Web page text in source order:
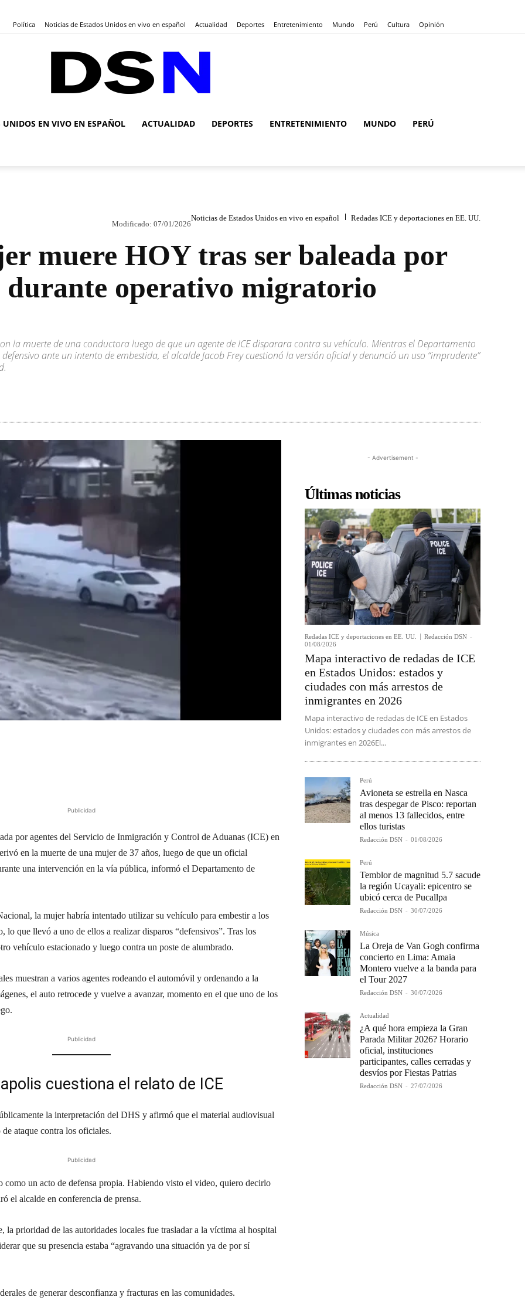
Política Noticias de Estados Unidos en vivo en español Actualidad Deportes Entretenimiento Mundo Perú Cultura Opinión
UNIDOS EN VIVO EN ESPAÑOL ACTUALIDAD DEPORTES ENTRETENIMIENTO MUNDO PERÚ
Noticias de Estados Unidos en vivo en español Redadas ICE y deportaciones en EE. UU.
Modificado: 07/01/2026
muere HOY tras ser baleada por
durante operativo migratorio
la muerte de una conductora luego de que un agente de ICE disparara contra su vehículo. Mientras el Departamento
ante un intento de embestida, el alcalde Jacob Frey cuestionó la versión oficial y denunció un uso “imprudente”
Publicidad
por agentes del Servicio de Inmigración y Control de Aduanas (ICE) en
en la muerte de una mujer de 37 años, luego de que un oficial
una intervención en la vía pública, informó el Departamento de
la mujer habría intentado utilizar su vehículo para embestir a los
lo que llevó a uno de ellos a realizar disparos “defensivos”. Tras los
vehículo estacionado y luego contra un poste de alumbrado.
muestran a varios agentes rodeando el automóvil y ordenando a la
el auto retrocede y vuelve a avanzar, momento en el que uno de los
Publicidad
cuestiona el relato de ICE
la interpretación del DHS y afirmó que el material audiovisual
ataque contra los oficiales.
Publicidad
como un acto de defensa propia. Habiendo visto el video, quiero decirlo
el alcalde en conferencia de prensa.
la prioridad de las autoridades locales fue trasladar a la víctima al hospital
que su presencia estaba “agravando una situación ya de por sí
de generar desconfianza y fracturas en las comunidades.
- Advertisement -
Últimas noticias
Redadas ICE y deportaciones en EE. UU. Redacción DSN -
01/08/2026
Mapa interactivo de redadas de ICE
en Estados Unidos: estados y
ciudades con más arrestos de
inmigrantes en 2026
Mapa interactivo de redadas de ICE en Estados
Unidos: estados y ciudades con más arrestos de
inmigrantes en 2026El...
Perú
Avioneta se estrella en Nasca
tras despegar de Pisco: reportan
al menos 13 fallecidos, entre
ellos turistas
Redacción DSN - 01/08/2026
Perú
Temblor de magnitud 5.7 sacude
la región Ucayali: epicentro se
ubicó cerca de Pucallpa
Redacción DSN - 30/07/2026
Música
La Oreja de Van Gogh confirma
concierto en Lima: Amaia
Montero vuelve a la banda para
el Tour 2027
Redacción DSN - 30/07/2026
Actualidad
¿A qué hora empieza la Gran
Parada Militar 2026? Horario
oficial, instituciones
participantes, calles cerradas y
desvíos por Fiestas Patrias
Redacción DSN - 27/07/2026